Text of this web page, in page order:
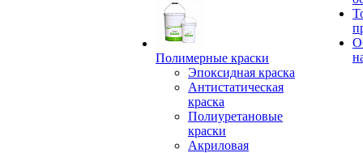
Полимерные краски
Эпоксидная краска
Антистатическая
краска
Полиуретановые
краски
Акриловая